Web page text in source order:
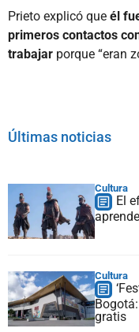
Prieto explicó que él
primeros contactos
trabajar porque “eran
Últimas noticias
Cultura
El
Cultura
gratis